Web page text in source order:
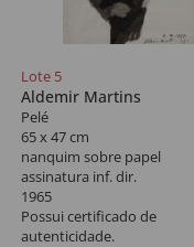
Lote 5
Aldemir Martins
Pelé
65 x 47 cm
nanquim sobre papel
assinatura inf. dir.
1965
Possui certificado de
autenticidade.